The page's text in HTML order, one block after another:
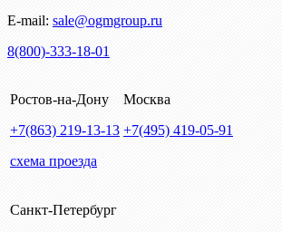
E-mail: sale@ogmgroup.ru
8(800)-333-18-01
Ростов-на-Дону
+7(863) 219-13-13
схема проезда
Москва
+7(495) 419-05-91
Санкт-Петербург